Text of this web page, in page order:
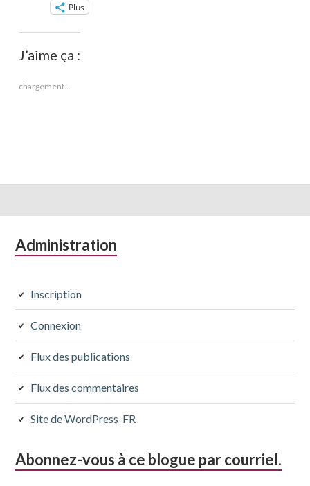
Plus
J’aime ça :
chargement…
Colonne
subsidiaire
Administration
Inscription
Connexion
Flux des publications
Flux des commentaires
Site de WordPress-FR
Abonnez-vous à ce blogue par courriel.